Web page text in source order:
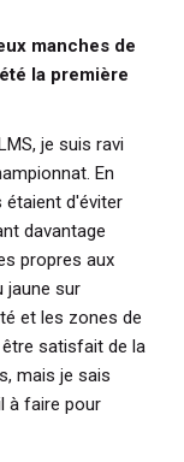
manches de
la première
je suis ravi
En
étaient d'éviter
davantage
propres aux
jaune sur
et les zones de
satisfait de la
mais je sais
à faire pour